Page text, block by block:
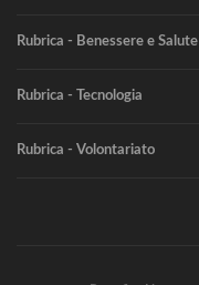
Rubrica - Benessere e Salute
Rubrica - Tecnologia
Rubrica - Volontariato